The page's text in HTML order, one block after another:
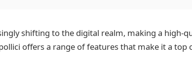
shifting to the digital realm, making a high-
offers a range of features that make it a